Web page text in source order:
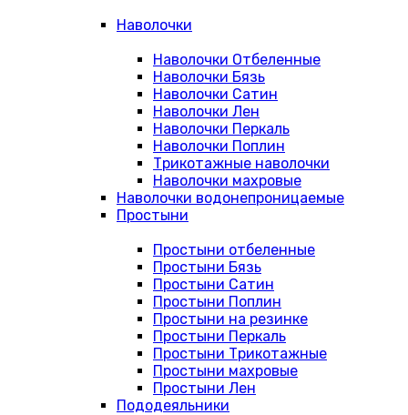
Наволочки
Наволочки Отбеленные
Наволочки Бязь
Наволочки Сатин
Наволочки Лен
Наволочки Перкаль
Наволочки Поплин
Трикотажные наволочки
Наволочки махровые
Наволочки водонепроницаемые
Простыни
Простыни отбеленные
Простыни Бязь
Простыни Сатин
Простыни Поплин
Простыни на резинке
Простыни Перкаль
Простыни Трикотажные
Простыни махровые
Простыни Лен
Пододеяльники